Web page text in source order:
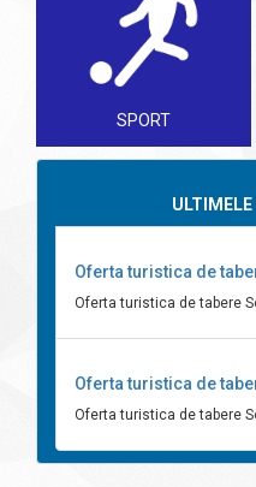
SPORT
Oferta turistica de
Oferta turistica de tabere
Oferta turistica de
Oferta turistica de tabere